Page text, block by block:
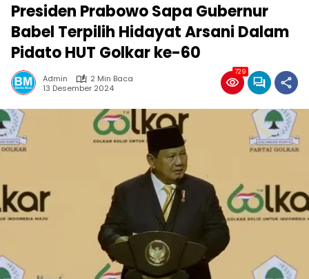
Presiden Prabowo Sapa Gubernur
Babel Terpilih Hidayat Arsani Dalam
Pidato HUT Golkar ke-60
Admin
2 Min Baca
13 Desember 2024
729